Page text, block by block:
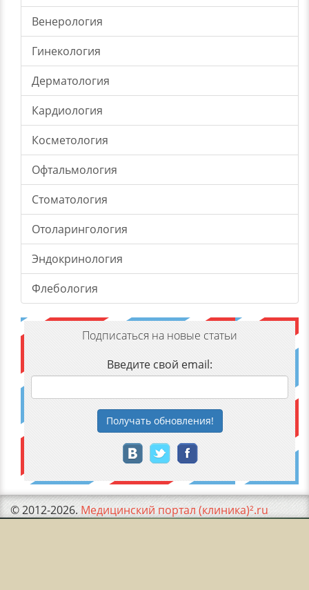
Венерология
Гинекология
Дерматология
Кардиология
Косметология
Офтальмология
Стоматология
Отоларингология
Эндокринология
Флебология
Подписаться на новые статьи
Введите свой email:
Получатьобновления!
© 2012-2026. Медицинский портал (клиника)².ru